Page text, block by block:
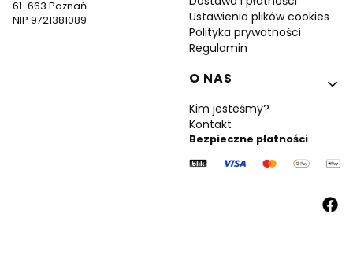
61-663 Poznań
NIP 9721381089
Ustawienia plików cookies
Polityka prywatności
Regulamin
O NAS
Kim jesteśmy?
Kontakt
Bezpieczne płatności